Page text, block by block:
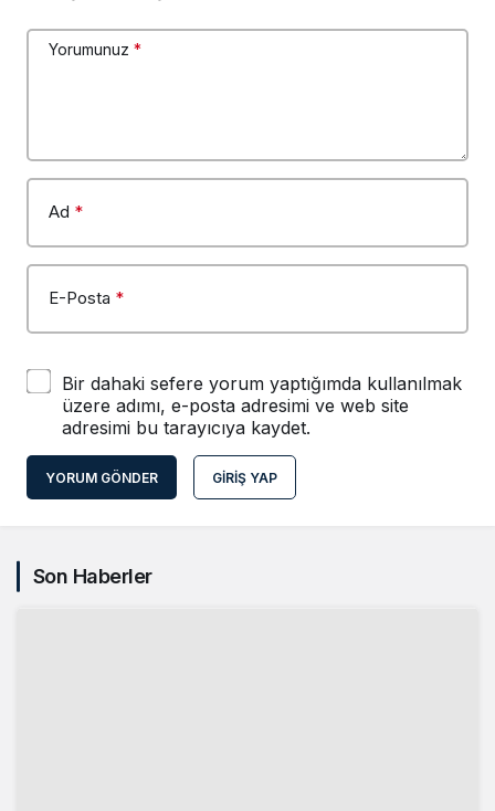
Yorumunuz *
Ad *
E-Posta *
Bir dahaki sefere yorum yaptığımda kullanılmak
üzere adımı, e-posta adresimi ve web site
adresimi bu tarayıcıya kaydet.
YORUM GÖNDER GIRIŞ YAP
Son Haberler